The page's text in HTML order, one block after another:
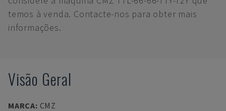
temos à venda. Contacte-nos para obter mais
informações.
Visão Geral
MARCA: CMZ